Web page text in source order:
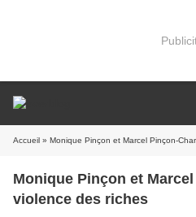
Accueil » Monique Pinçon et Marcel Pinçon-
Monique Pinçon et
violence des riches